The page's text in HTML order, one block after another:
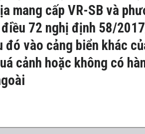
mang cấp VR-SB và
72 nghị định 58/
vào cảng biển khác
cảnh hoặc không có